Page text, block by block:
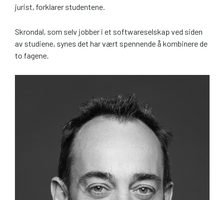
jurist, forklarer studentene.
Skrondal, som selv jobber i et softwareselskap ved siden
av studiene, synes det har vært spennende å kombinere de
to fagene.